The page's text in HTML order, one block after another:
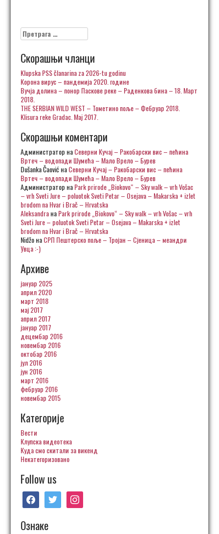
Претрага
за:
Скорашњи чланци
Klupska PSS članarina za 2026-tu godinu
Корона вирус – пандемија 2020. године
Вучја долина – понор Паскове реке – Раденкова бина – 18. Март
2018.
THE SERBIAN WILD WEST – Тометино поље – Фебруар 2018.
Klisura reke Gradac. Maj 2017.
Скорашњи коментари
Администратор наСеверни Кучај – Ракобарски вис – пећина
Вртеч – водопади Шумећа – Мало Врело – Бурев
Dušanka ČaovićнаСеверни Кучај – Ракобарски вис – пећина
Вртеч – водопади Шумећа – Мало Врело – Бурев
Администратор наPark prirode „Biokovo“ – Sky walk – vrh Vošac
– vrh Sveti Jure – poluotok Sveti Petar – Osejava – Makarska + izlet
brodom na Hvar i Brač – Hrvatska
AleksandraнаPark prirode „Biokovo“ – Sky walk – vrh Vošac – vrh
Sveti Jure – poluotok Sveti Petar – Osejava – Makarska + izlet
brodom na Hvar i Brač – Hrvatska
NidžoнаСРП Пештерско поље – Тројан – Сјеница – меандри
Увца :-)
Архиве
јануар 2025
април 2020
март 2018
мај 2017
април 2017
јануар 2017
децембар 2016
новембар 2016
октобар 2016
јул 2016
јун 2016
март 2016
фебруар 2016
новембар 2015
Категорије
Вести
Клупска видеотека
Куда смо скитали за викенд
Некатегоризовано
Follow us
facebooktwitter instagram
Ознаке